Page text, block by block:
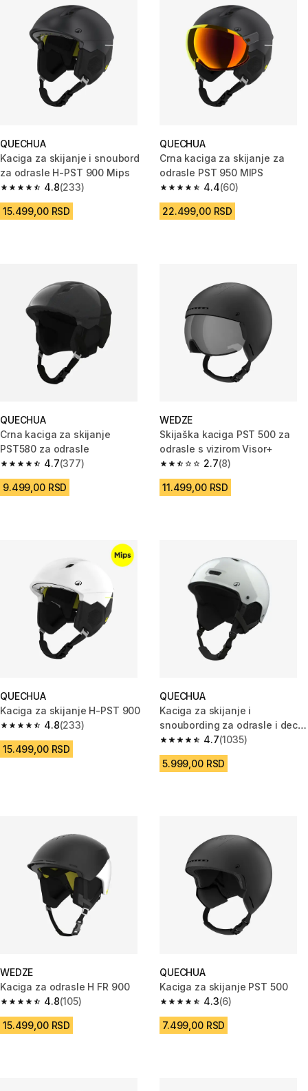
QUECHUA
Kaciga za skijanje i snoubord
za odrasle H-PST 900 Mips
4.8
4.8 od 5 zvezdica from 233 Recenzije
(233)
15.499,00 RSD
QUECHUA
Crna kaciga za skijanje za
odrasle PST 950 MIPS
4.4
4.4 od 5 zvezdica from 60
(60)
22.499,00 RSD
QUECHUA
Crna kaciga za skijanje
PST580 za odrasle
4.7
4.7 od 5 zvezdica from 377 Recenzije
(377)
9.499,00 RSD
WEDZE
Skijaška kaciga PST 500 za
odrasle s vizirom Visor+
2.7
2.7 od 5 zvezdica from 8
(8)
11.499,00 RSD
QUECHUA
Kaciga za skijanje H-PST 900
4.8
4.8 od 5 zvezdica from 233 Recenzije
(233)
15.499,00 RSD
QUECHUA
Kaciga za skijanje i
snoubording za odrasle i decu
FS 300
4.7
4.7 od 5 zvezdica from 1035
(1035)
5.999,00 RSD
WEDZE
Kaciga za odrasle H FR 900
4.8
4.8 od 5 zvezdica from 105 Recenzije
(105)
15.499,00 RSD
QUECHUA
Kaciga za skijanje PST 500
4.3
4.3 od 5 zvezdica from 6
(6)
7.499,00 RSD